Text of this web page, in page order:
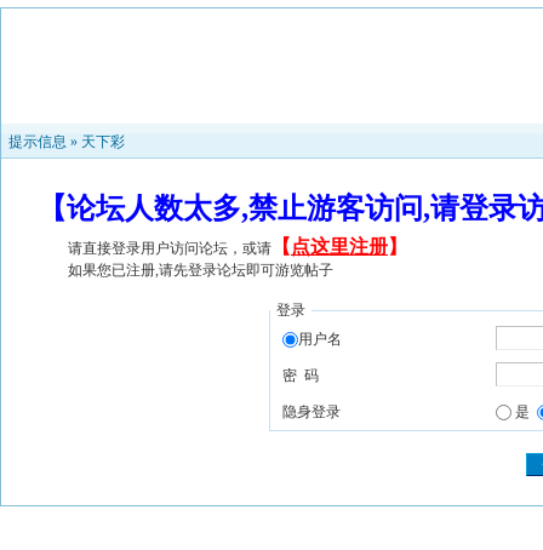
提示信息 » 天下彩
【论坛人数太多,禁止游客访问,请登
请直接登录用户访问论坛，或请 【 点这里注册】
如果您已注册,请先登录论坛即可游览帖子
登录
用户名
密 码
隐身登录 是